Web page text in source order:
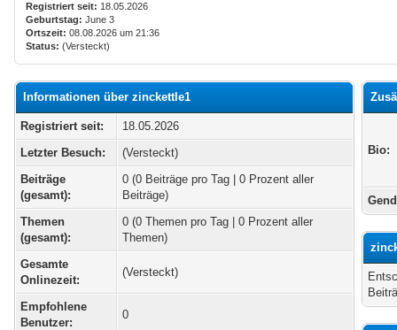
Registriert seit: 18.05.2026
Geburtstag: June 3
Ortszeit: 08.08.2026 um 21:36
Status: (Versteckt)
Informationen über zinckettle1
Registriert seit:
18.05.2026
Letzter Besuch:
(Versteckt)
Beiträge
(gesamt):
0 (0 Beiträge pro Tag | 0 Prozent aller
Beiträge)
Themen
(gesamt):
0 (0 Themen pro Tag | 0 Prozent aller
Themen)
Gesamte
Onlinezeit:
(Versteckt)
Empfohlene
Benutzer:
0
Bio: